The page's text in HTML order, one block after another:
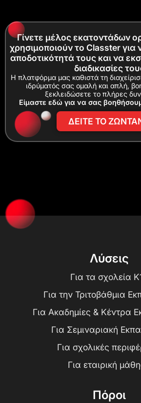
Γίνετε μέλος εκατοντάδων
χρησιμοποιούν το Classter
αποδοτικότητά τους και να
διαδικασίες
Η πλατφόρμα μας καθιστά τη
ιδρύματός σας ομαλή και απλή,
ξεκλειδώσετε το πλήρες
Είμαστε εδώ για να σας
ΔΕΙΤΕ ΤΟ
Λύσεις
Για τα σχολεία
Για την Τριτοβάθμια
Για Ακαδημίες & Κέντρα
Για Σεμιναριακή
Για σχολικές
Για εταιρική
Πόροι